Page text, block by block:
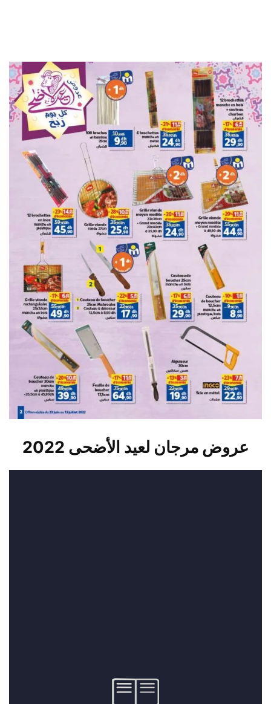
عروض مرجان لعيد الأضحى 2022